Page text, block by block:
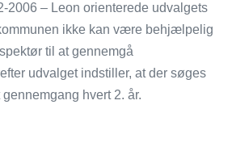
2006 – Leon orienterede udvalgets
ikke kan være behjælpelig
til at gennemgå
udvalget indstiller, at der søges
hvert 2. år.